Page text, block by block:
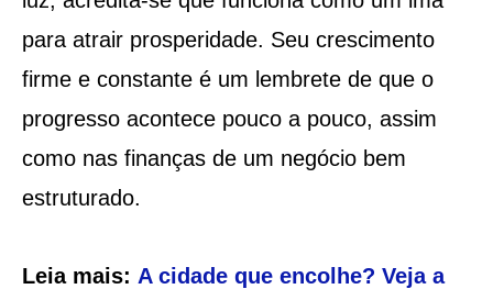
para atrair prosperidade. Seu crescimento
firme e constante é um lembrete de que o
progresso acontece pouco a pouco, assim
como nas finanças de um negócio bem
estruturado.
Leia mais: A cidade que encolhe? Veja a